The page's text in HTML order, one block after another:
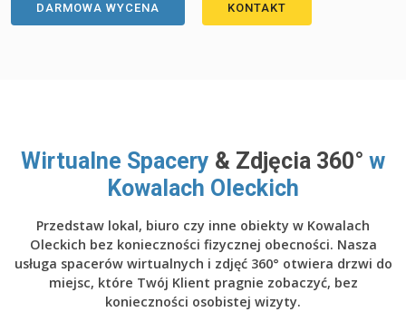
DARMOWA WYCENA KONTAKT
Wirtualne Spacery & Zdjęcia 360° w
Kowalach Oleckich
Przedstaw lokal, biuro czy inne obiekty w Kowalach
Oleckich bez konieczności fizycznej obecności. Nasza
usługa spacerów wirtualnych i zdjęć 360° otwiera drzwi do
miejsc, które Twój Klient pragnie zobaczyć, bez
konieczności osobistej wizyty.